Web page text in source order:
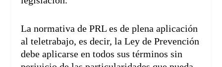
La normativa de PRL es de plena aplicación
al teletrabajo, es decir, la Ley de Prevención
debe aplicarse en todos sus términos sin